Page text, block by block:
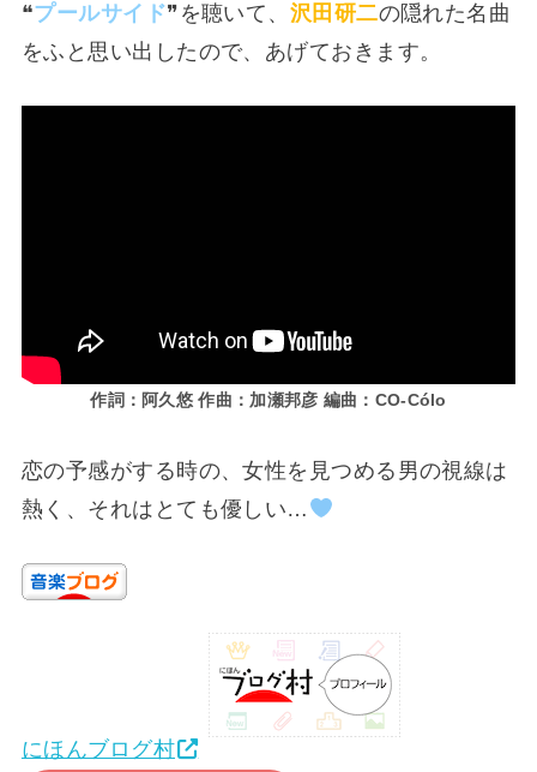
❝プールサイド❞を聴いて、 沢田研二の隠れた名曲
をふと思い出したので、あげておきます。
作詞：阿久悠 作曲：加瀬邦彦 編曲：CO-Cólo
恋の予感がする時の、女性を見つめる男の視線は
熱く、それはとても優しい…
にほんブログ村